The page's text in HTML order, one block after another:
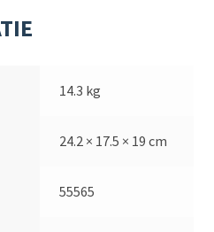
14.3 kg
24.2 × 17.5 × 19 cm
55565